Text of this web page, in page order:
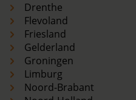
Drenthe
Flevoland
Friesland
Gelderland
Groningen
Limburg
Noord-Brabant